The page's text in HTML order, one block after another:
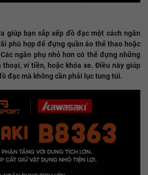
giúp bạn sắp xếp đồ đạc một cách ngăn
phù hợp để đựng quần áo thể thao hoặc
ngăn phụ nhỏ hơn có thể đựng những
ví tiền, hoặc khóa xe. Điều này giúp
đạc mà không cần phải lục tung túi.